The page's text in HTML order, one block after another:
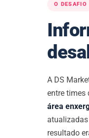
O DESAFIO
A DS
entre times
área
resultado